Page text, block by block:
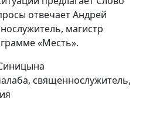
Юлия Синицына,
Андрей Качалаба,
Юлия Синицына,
отвечает Андрей
магистр
«Месть».
священнослужитель,